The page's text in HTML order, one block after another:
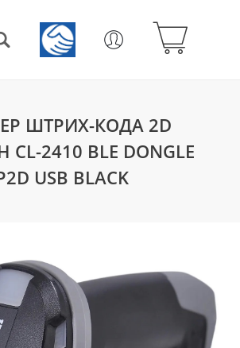
ШТРИХ-КОДА 2D
CL-2410 BLE DONGLE
USB BLACK